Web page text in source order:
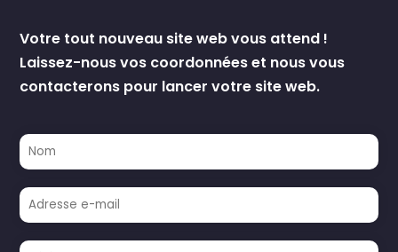
Votre tout nouveau site web vous attend !
Laissez-nous vos coordonnées et nous vous
contacterons pour lancer votre site web.